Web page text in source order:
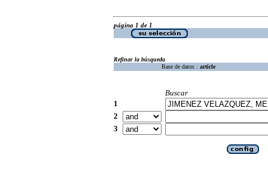
página 1 de 1
Refinar la búsqueda
Base de datos : article
Buscar
1
2
3